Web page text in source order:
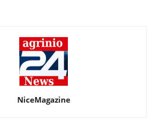
NiceMagazine